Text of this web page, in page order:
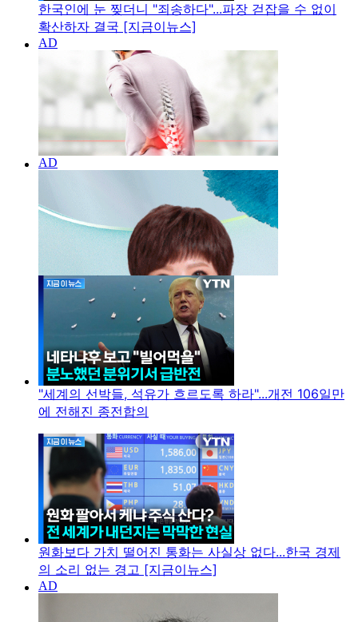
한국인에 눈 찢더니 "죄송하다"...파장 걷잡을 수 없이
확산하자 결국 [지금이뉴스]
"세계의 선박들, 석유가 흐르도록 하라"...개전 106일만
에 전해진 종전합의
원화보다 가치 떨어진 통화는 사실상 없다...한국 경제
의 소리 없는 경고 [지금이뉴스]